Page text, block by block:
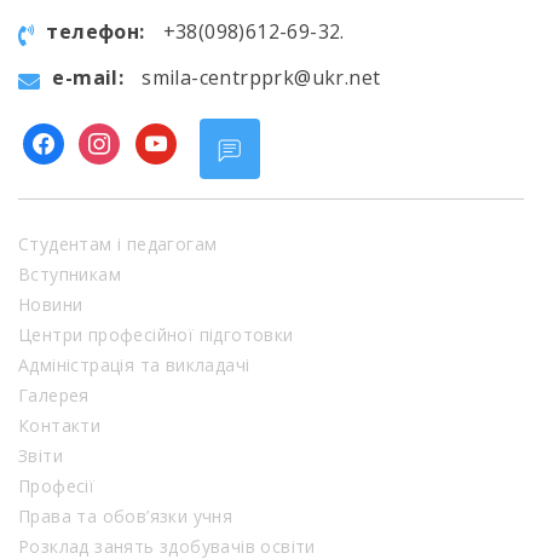
телефон:
+38(098)612-69-32.
e-mail:
smila-centrpprk@ukr.net
facebookinstagram
youtube
Студентам і педагогам
Вступникам
Новини
Центри професійної підготовки
Адміністрація та викладачі
Галерея
Контакти
Звіти
Професії
Права та обов’язки учня
Розклад занять здобувачів освіти